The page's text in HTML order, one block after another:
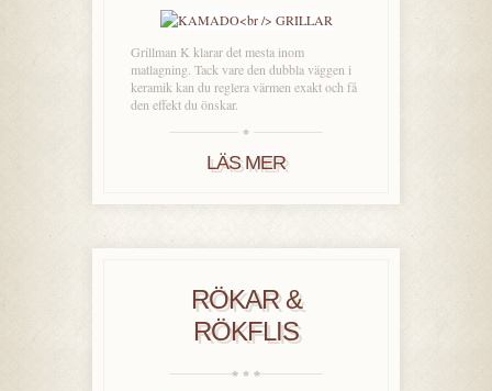
Grillman K klarar det mesta inom
matlagning. Tack vare den dubbla väggen i
keramik kan du reglera värmen exakt och få
den effekt du önskar.
LÄS MER
RÖKAR &
RÖKFLIS